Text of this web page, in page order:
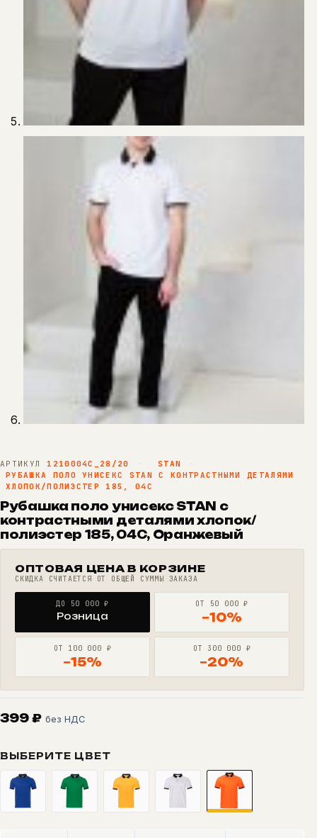
АРТИКУЛ 1210004C_28/20 · STAN
·
РУБАШКА ПОЛО УНИСЕКС STAN С КОНТРАСТНЫМИ ДЕТАЛЯМИ
ХЛОПОК/ПОЛИЭСТЕР 185, 04С
Рубашка поло унисекс STAN с
контрастными деталями хлопок/
полиэстер 185, 04С, Оранжевый
ОПТОВАЯ ЦЕНА В КОРЗИНЕ
СКИДКА СЧИТАЕТСЯ ОТ ОБЩЕЙ СУММЫ ЗАКАЗА
ДО 50 000 ₽
Розница
ОТ 50 000 ₽
−10%
ОТ 100 000 ₽
−15%
ОТ 300 000 ₽
−20%
399 ₽ без НДС
ВЫБЕРИТЕ ЦВЕТ